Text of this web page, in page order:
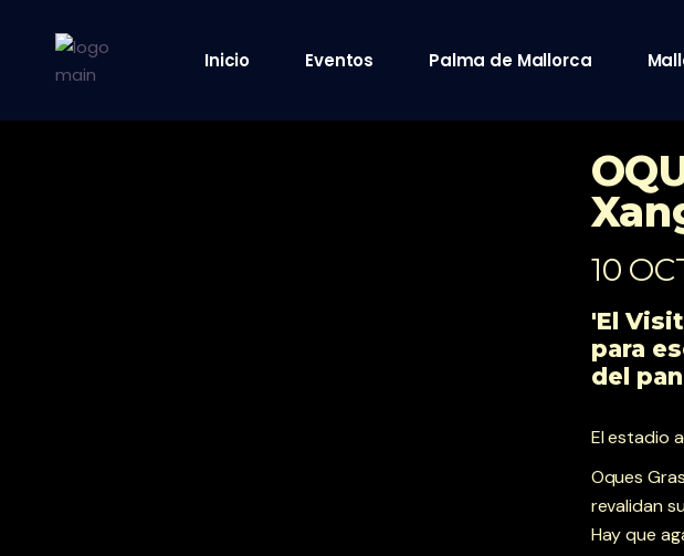
Inicio Eventos Palma de Mallorca
10
'El
para
del
El estadio
Oques
revalidan
Hay que